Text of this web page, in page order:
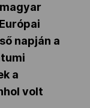
napján a
a
volt